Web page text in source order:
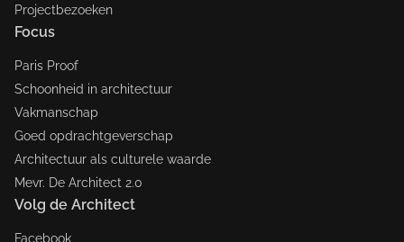
Projectbezoeken
Focus
Paris Proof
Schoonheid in architectuur
Vakmanschap
Goed opdrachtgeverschap
Architectuur als culturele waarde
Mevr. De Architect 2.0
Volg de Architect
Facebook